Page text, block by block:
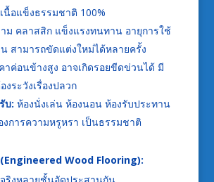
นื้อแข็งธรรมชาติ 100%
ม คลาสสิก แข็งแรงทนทาน อายุการใช้
สามารถขัดแต่งใหม่ได้หลายครั้ง
าค่อนข้างสูง อาจเกิดรอยขีดข่วนได้ มี
ระวังเรื่องปลวก
บ: ห้องนั่งเล่น ห้องนอน ห้องรับประทาน
งการความหรูหรา เป็นธรรมชาติ
(Engineered Wood Flooring):